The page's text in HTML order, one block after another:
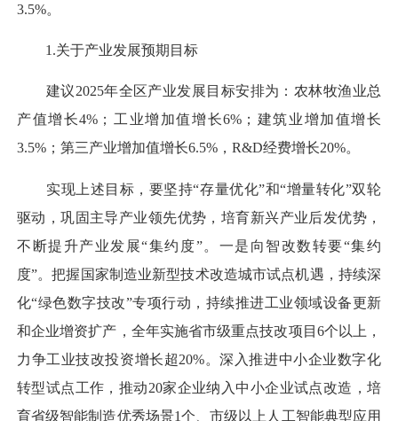
3.5%。
1.关于产业发展预期目标
建议2025年全区产业发展目标安排为：农林牧渔业总
产值增长4%；工业增加值增长6%；建筑业增加值增长
3.5%；第三产业增加值增长6.5%，R&D经费增长20%。
实现上述目标，要坚持“存量优化”和“增量转化”双轮
驱动，巩固主导产业领先优势，培育新兴产业后发优势，
不断提升产业发展“集约度”。一是向智改数转要“集约
度”。把握国家制造业新型技术改造城市试点机遇，持续深
化“绿色数字技改”专项行动，持续推进工业领域设备更新
和企业增资扩产，全年实施省市级重点技改项目6个以上，
力争工业技改投资增长超20%。深入推进中小企业数字化
转型试点工作，推动20家企业纳入中小企业试点改造，培
育省级智能制造优秀场景1个、市级以上人工智能典型应用